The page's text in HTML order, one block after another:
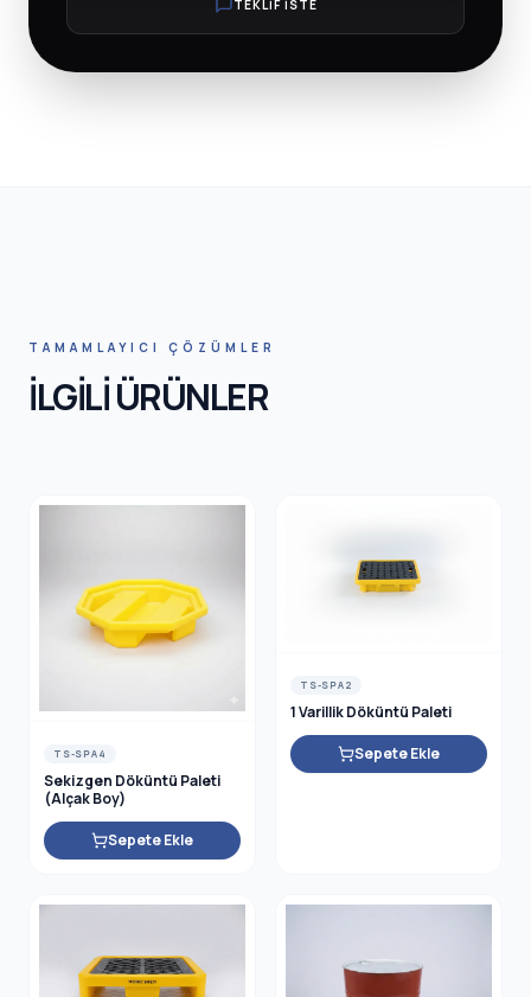
TEKLİF İSTE
TAMAMLAYICI ÇÖZÜMLER
İLGİLİ ÜRÜNLER
TS-SPA4
Sekizgen Döküntü Paleti
(Alçak Boy)
Sepete Ekle
TS-SPA2
1 Varillik Döküntü Paleti
Sepete Ekle